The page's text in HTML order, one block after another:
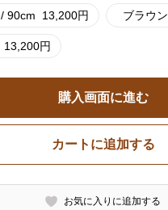
90cm 13,200円 ブラウン
13,200円
購入画面に進む
カートに追加する
お気に入りに追加する